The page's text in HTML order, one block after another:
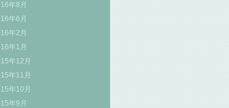
年8月
年6月
年2月
年1月
年12月
年11月
年10月
年9月